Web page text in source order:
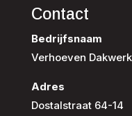
Contact
Bedrijfsnaam
Verhoeven
Adres
Dostalstraat 64-14